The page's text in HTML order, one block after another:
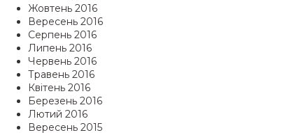
Жовтень 2016
Вересень 2016
Серпень 2016
Липень 2016
Червень 2016
Травень 2016
Квітень 2016
Березень 2016
Лютий 2016
Вересень 2015